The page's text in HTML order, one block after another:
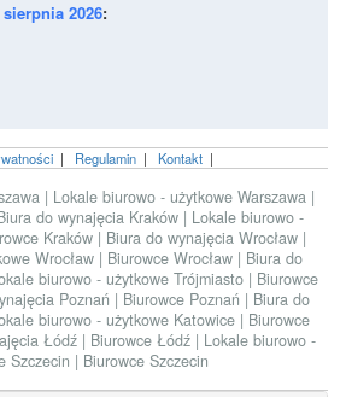
sierpnia 2026:
| Regulamin| Kontakt|
| Lokale biurowo - użytkowe Warszawa |
do wynajęcia Kraków | Lokale biurowo -
Kraków | Biura do wynajęcia Wrocław |
Wrocław | Biurowce Wrocław | Biura do
biurowo - użytkowe Trójmiasto | Biurowce
Poznań | Biurowce Poznań | Biura do
biurowo - użytkowe Katowice | Biurowce
Łódź | Biurowce Łódź | Lokale biurowo -
Szczecin | Biurowce Szczecin